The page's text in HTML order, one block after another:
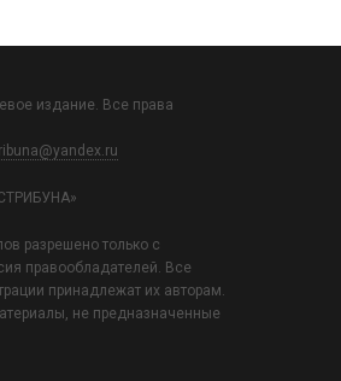
издание. Все права
разрешено только с
правообладателей. Все
принадлежат их авторам.
не предназначенные